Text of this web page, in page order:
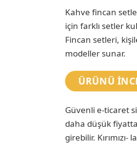
Kahve fincan
için farklı setler
Fincan setleri,
modeller sunar.
ÜRÜNÜ
Güvenli e-ticaret
daha düşük
girebilir.